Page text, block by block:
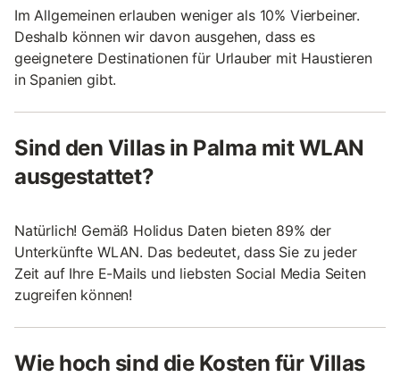
Im Allgemeinen erlauben weniger als 10% Vierbeiner.
Deshalb können wir davon ausgehen, dass es
geeignetere Destinationen für Urlauber mit Haustieren
in Spanien gibt.
Sind den Villas in Palma mit WLAN
ausgestattet?
Natürlich! Gemäß Holidus Daten bieten 89% der
Unterkünfte WLAN. Das bedeutet, dass Sie zu jeder
Zeit auf Ihre E-Mails und liebsten Social Media Seiten
zugreifen können!
Wie hoch sind die Kosten für Villas